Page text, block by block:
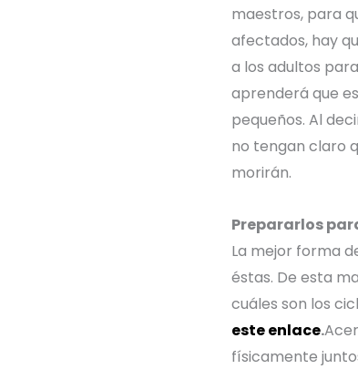
maestros, para
afectados, hay
a los adultos
aprenderá que
pequeños. Al
no tengan claro
morirán.
Prepararlos
La mejor forma
éstas. De esta
cuáles son los
este enlace.
físicamente